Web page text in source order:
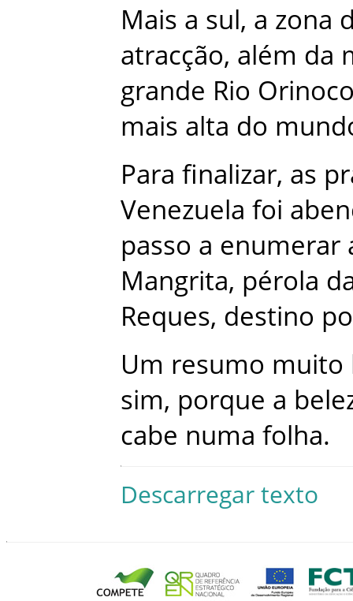
Mais a sul, a zona
atracção, além da
grande Rio
mais alta do
Para finalizar, as
Venezuela foi
passo a enumerar
Mangrita, pérola
Reques, destino
Um resumo muito
sim, porque a
cabe numa folha.
Descarregar texto